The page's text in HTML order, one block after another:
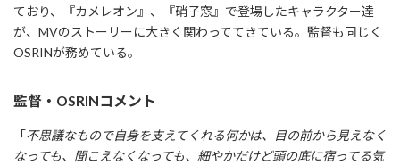
ており、『カメレオン』、『硝子窓』で登場したキャラクター達
が、MVのストーリーに大きく関わっててきている。監督も同じく
OSRINが務めている。
監督・OSRINコメント
「不思議なもので自身を支えてくれる何かは、目の前から見えなく
なっても、聞こえなくなっても、細やかだけど頭の底に宿ってる気